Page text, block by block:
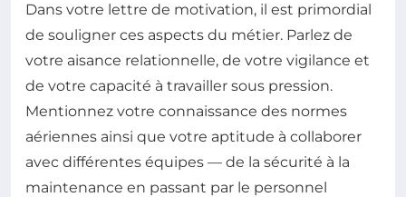
Dans votre lettre de motivation, il est primordial
de souligner ces aspects du métier. Parlez de
votre aisance relationnelle, de votre vigilance et
de votre capacité à travailler sous pression.
Mentionnez votre connaissance des normes
aériennes ainsi que votre aptitude à collaborer
avec différentes équipes — de la sécurité à la
maintenance en passant par le personnel